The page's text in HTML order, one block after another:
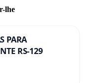
lhe
PARA
RS-129